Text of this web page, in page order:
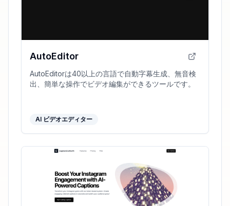
AutoEditor
AutoEditorは40以上の言語で自動字幕生成、無音検
出、簡単な操作でビデオ編集ができるツールです。
AI ビデオエディター